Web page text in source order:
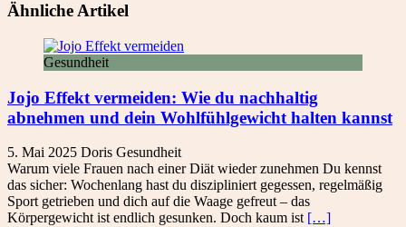
Ähnliche Artikel
Gesundheit
Jojo Effekt vermeiden: Wie du nachhaltig
abnehmen und dein Wohlfühlgewicht halten kannst
5. Mai 2025 Doris Gesundheit
Warum viele Frauen nach einer Diät wieder zunehmen Du kennst
das sicher: Wochenlang hast du diszipliniert gegessen, regelmäßig
Sport getrieben und dich auf die Waage gefreut – das
Körpergewicht ist endlich gesunken. Doch kaum ist […]